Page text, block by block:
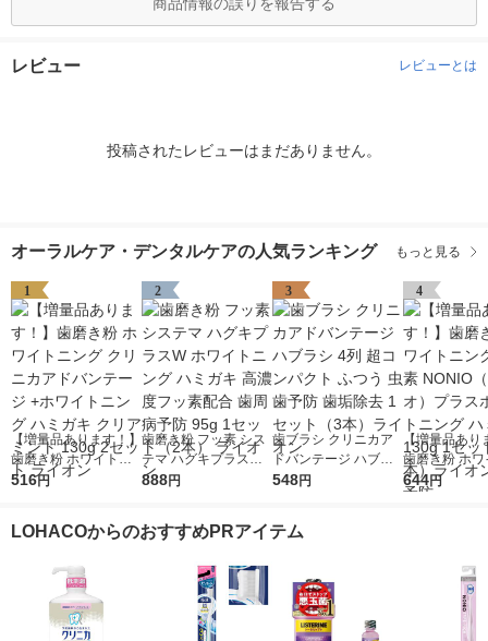
商品情報の誤りを報告する
レビュー レビューとは
投稿されたレビューはまだありません。
オーラルケア・デンタルケアの人気ランキング もっと見る
1
【増量品あります！】
歯磨き粉 ホワイトニ
ング クリニカアドバ
ミント 130g 2セット
516円
2
歯磨き粉 フッ素 シス
テマ ハグキプラスW
ホワイトニング ハミ
セット（2本） ライオ
888円
3
歯ブラシ クリニカア
ドバンテージ ハブラ
シ 4列 超コンパクト
ライオン
548円
4
【増量品あり
歯磨き粉 ホワ
ング フッ素
644円
LOHACOからのおすすめPRアイテム